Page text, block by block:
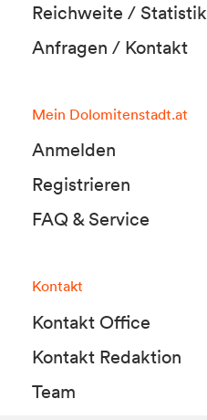
Reichweite / Statistik
Anfragen / Kontakt
Mein Dolomitenstadt.at
Anmelden
Registrieren
FAQ & Service
Kontakt
Kontakt Office
Kontakt Redaktion
Team